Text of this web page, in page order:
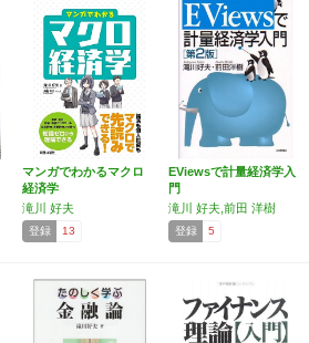
マンガでわかるマクロ
経済学
滝川 好夫
登録 13
EViewsで計量経済学入
門
滝川 好夫,前田 洋樹
登録 5